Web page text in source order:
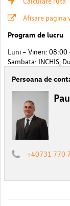
Afisare pagina
Program de lucru
Luni – Vineri: 08:00
Sambata: INCHIS,
Persoana de
+40731 770